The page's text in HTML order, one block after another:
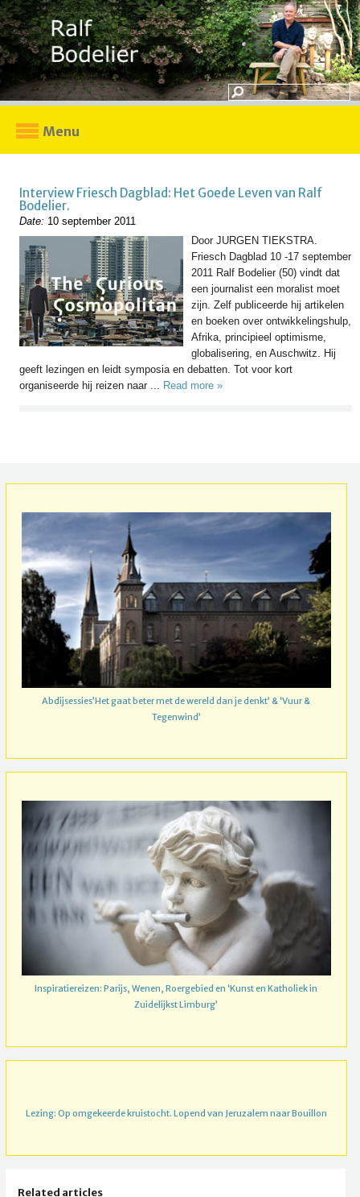
Menu
Interview Friesch Dagblad: Het Goede Leven van Ralf
Bodelier.
Date: 10 september 2011
Door JURGEN TIEKSTRA.
Friesch Dagblad 10 -17 september
2011 Ralf Bodelier (50) vindt dat
een journalist een moralist moet
zijn. Zelf publiceerde hij artikelen
en boeken over ontwikkelingshulp,
Afrika, principieel optimisme,
globalisering, en Auschwitz. Hij
geeft lezingen en leidt symposia en debatten. Tot voor kort
organiseerde hij reizen naar ... Read more »
Abdijsessies’Het gaat beter met de wereld dan je denkt’ & ‘Vuur &
Tegenwind’
Inspiratiereizen: Parijs, Wenen, Roergebied en ‘Kunst en Katholiek in
Zuidelijkst Limburg’
Lezing: Op omgekeerde kruistocht. Lopend van Jeruzalem naar Bouillon
Related articles